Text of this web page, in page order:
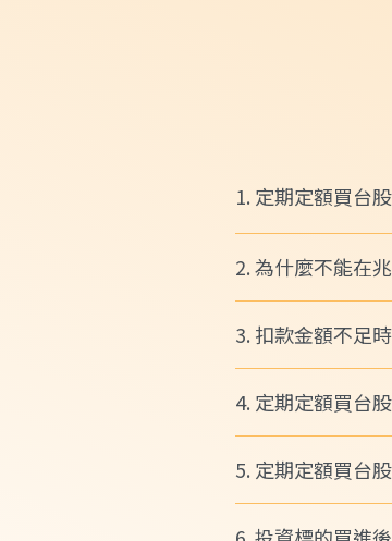
1. 定期定額買台
2. 為什麼不能在
3. 扣款金額不足
4. 定期定額買台
5. 定期定額買台